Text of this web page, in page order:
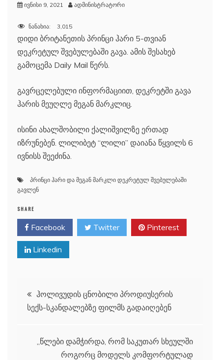
ივნისი 9, 2021 ადმინისტრატორი
ნანახია: 3,015
დიდი ბრიტანეთის პრინცი ჰარი 5-თვიან
დეკრეტულ შვებულებაში გავა. ამის შესახებ
გამოცემა Daily Mail წერს.
გავრცელებული ინფორმაციით, დეკრეტში გავა
ჰარის მეუღლე მეგან მარკლიც.
ისინი ახალშობილი ქალიშვილზე ერთად
იზრუნებენ. ლილიბეტ “ლილი” დაიანა წყვილს 6
ივნისს შეეძინა.
პრინცი ჰარი და მეგან მარკლი დეკრეტულ შვებულებაში
გავლენ
SHARE
Facebook Twitter Pinterest
Linkedin
პოსტის
ნავიგაცია
ჰოლივუდის ცნობილი პროდიუსერის
სექს-სკანდალებზე ფილმს გადაიღებენ
,,წლები დამჭირდა, რომ საკუთარ სხეულში
როგორც მოდელს კომფორტულად